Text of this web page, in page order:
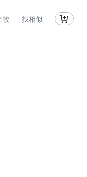
較 找相似